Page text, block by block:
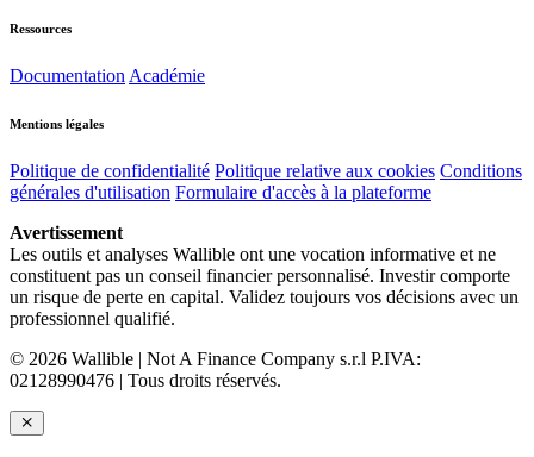
Ressources
DocumentationAcadémie
Mentions légales
Politique de confidentialité Politique relative aux cookies Conditions
générales d'utilisation Formulaire d'accès à la plateforme
Avertissement
Les outils et analyses Wallible ont une vocation informative et ne
constituent pas un conseil financier personnalisé. Investir comporte
un risque de perte en capital. Validez toujours vos décisions avec un
professionnel qualifié.
© 2026 Wallible | Not A Finance Company s.r.l P.IVA:
02128990476 | Tous droits réservés.